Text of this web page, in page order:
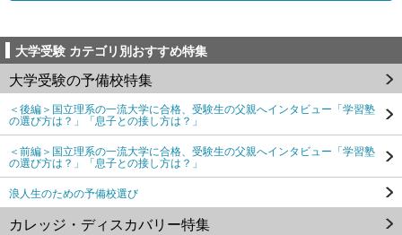
大学受験 カテゴリ別おすすめ特集
大学受験の予備校特集
＜後編＞国立理系の一流大学に合格、受験生の父親へインタビュー「学習塾
の選び方は？」「息子との接し方は？」
＜前編＞国立理系の一流大学に合格、受験生の父親へインタビュー「学習塾
の選び方は？」「息子との接し方は？」
浪人生のための予備校選び
カレッジ・ディスカバリー特集